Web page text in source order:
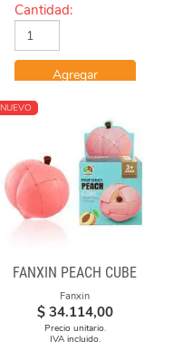
Cantidad:
Agregar
NUEVO
FANXIN PEACH CUBE
Fanxin
$ 34.114,00
Precio unitario.
IVA incluido.